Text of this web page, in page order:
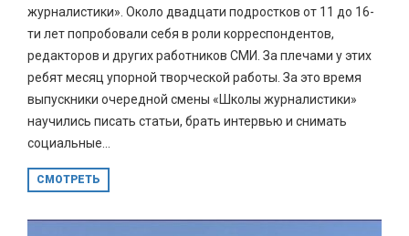
журналистики». Около двадцати подростков от 11 до 16-
ти лет попробовали себя в роли корреспондентов,
редакторов и других работников СМИ. За плечами у этих
ребят месяц упорной творческой работы. За это время
выпускники очередной смены «Школы журналистики»
научились писать статьи, брать интервью и снимать
социальные...
СМОТРЕТЬ